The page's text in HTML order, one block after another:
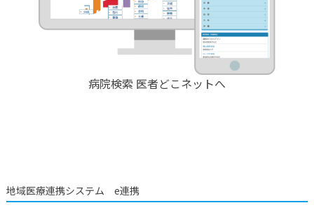
病院検索 医者どこネットへ
地域医療連携システム e連携